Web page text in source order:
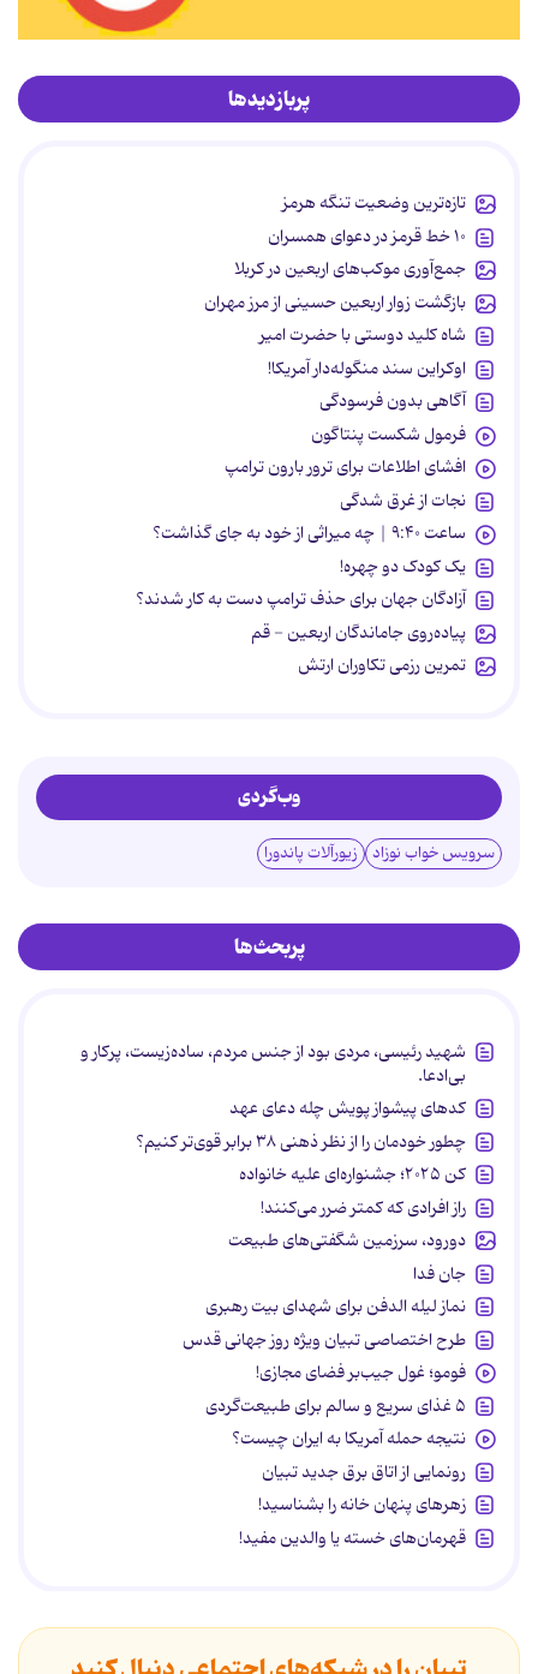
پربازدیدها
تازه‌ترین وضعیت تنگه هرمز
۱۰ خط قرمز در دعوای همسران
جمع‌آوری موکب‌های اربعین در کربلا
بازگشت زوار اربعین حسینی از مرز مهران
شاه کلید دوستی با حضرت امیر
اوکراین سند منگوله‌دار آمریکا!
آگاهی بدون فرسودگی
فرمول شکست پنتاگون
افشای اطلاعات برای ترور بارون ترامپ
نجات از غرق شدگی
ساعت ۹:۴۰ | چه میراثی از خود به جای گذاشت؟
یک کودک دو چهره!
آزادگان جهان برای حذف ترامپ دست به کار شدند؟
پیاده‌روی جاماندگان اربعین - قم
تمرین رزمی تکاوران ارتش
وب‌گردی
سرویس خواب نوزاد زیورآلات پاندورا
پربحث‌ها
شهید رئیسی، مردی بود از جنس مردم، ساده‌زیست، پرکار و
بی‌ادعا.
کدهای پیشواز پویش چله دعای عهد
چطور خودمان را از نظر ذهنی ۳۸ برابر قوی‌تر کنیم؟
کن ۲۰۲۵؛ جشنواره‌ای علیه خانواده
راز افرادی که کمتر ضرر می‌کنند!
دورود، سرزمین شگفتی‌های طبیعت
جان فدا
نماز لیله الدفن برای شهدای بیت رهبری
طرح اختصاصی تبیان ویژه روز جهانی قدس
فومو؛ غول جیب‌بر فضای مجازی!
۵ غذای سریع و سالم برای طبیعت‌گردی
نتیجه حمله آمریکا به ایران چیست؟
رونمایی از اتاق برق جدید تبیان
زهرهای پنهان خانه را بشناسید!
قهرمان‌های خسته یا والدین مفید!